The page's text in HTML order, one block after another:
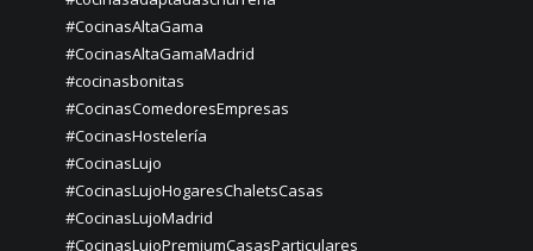
#CocinasAltaGama
#CocinasAltaGamaMadrid
#cocinasbonitas
#CocinasComedoresEmpresas
#CocinasHostelería
#CocinasLujo
#CocinasLujoHogaresChaletsCasas
#CocinasLujoMadrid
#CocinasLujoPremiumCasasParticulares